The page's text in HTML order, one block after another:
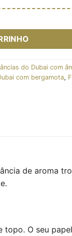
(flacon vert 100
do Dubai com
com bergamota,
de aroma
topo. O seu